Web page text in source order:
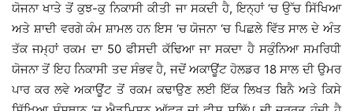
ਯੋਜਨਾ ਖਾਤੇ ਤੋਂ ਕੁਝ-ਕੁ ਨਿਕਾਸੀ ਕੀਤੀ ਜਾ ਸਕਦੀ ਹੈ, ਇਨ੍ਹਾਂ ‘ਚ ਉੱਚ ਸਿੱਖਿਆ
ਅਤੇ ਸ਼ਾਦੀ ਵਰਗੇ ਕੰਮ ਸ਼ਾਮਲ ਹਨ ਇਸ ‘ਚ ਯੋਜਨਾ ‘ਚ ਪਿਛਲੇ ਵਿੱਤ ਸਾਲ ਦੇ ਅੰਤ
ਤੱਕ ਜਮ੍ਹਾਂ ਰਕਮ ਦਾ 50 ਫੀਸਦੀ ਕੱਢਿਆ ਜਾ ਸਕਦਾ ਹੈ ਸਕੁੰਨਿਆ ਸਮਰਿਧੀ
ਯੋਜਨਾ ਤੋਂ ਇਹ ਨਿਕਾਸੀ ਤਦ ਸੰਭਵ ਹੈ, ਜਦੋਂ ਅਕਾਊਂਟ ਹੋਲਡਰ 18 ਸਾਲ ਦੀ ਉਮਰ
ਪਾਰ ਕਰ ਲਵੇ ਅਕਾਊਂਟ ਤੋਂ ਰਕਮ ਕਢਾਉਣ ਲਈ ਇੱਕ ਲਿਖਤ ਬਿਨੈ ਅਤੇ ਕਿਸੇ